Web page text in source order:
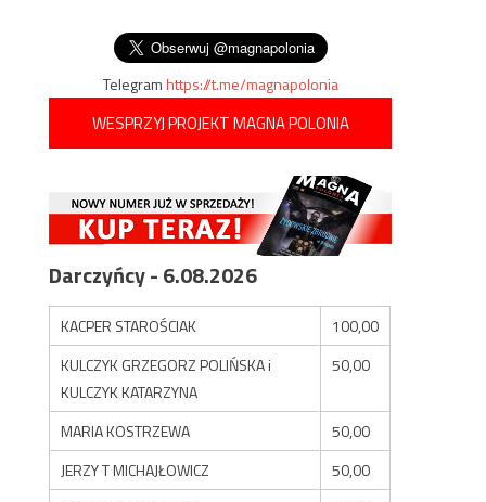
Telegramhttps://t.me/magnapolonia
WESPRZYJ PROJEKT MAGNA POLONIA
Darczyńcy - 6.08.2026
KACPER STAROŚCIAK
100,00
KULCZYK GRZEGORZ POLIŃSKA i
KULCZYK KATARZYNA
50,00
MARIA KOSTRZEWA
50,00
JERZY T MICHAJŁOWICZ
50,00